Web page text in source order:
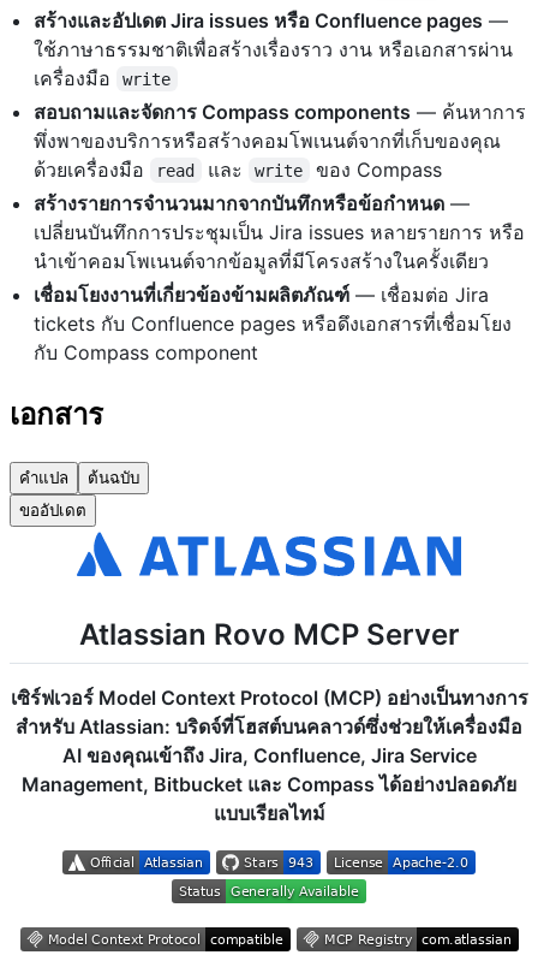
สร้างและอัปเดต Jira issues หรือ Confluence pages —
ใช้ภาษาธรรมชาติเพื่อสร้างเรื่องราว งาน หรือเอกสารผ่าน
เครื่องมือ
write
สอบถามและจัดการ Compass components — ค้นหาการ
พึ่งพาของบริการหรือสร้างคอมโพเนนต์จากที่เก็บของคุณ
ด้วยเครื่องมือ
read และ write
ของ Compass
สร้างรายการจำนวนมากจากบันทึกหรือข้อกำหนด —
เปลี่ยนบันทึกการประชุมเป็น Jira issues หลายรายการ หรือ
นำเข้าคอมโพเนนต์จากข้อมูลที่มีโครงสร้างในครั้งเดียว
เชื่อมโยงงานที่เกี่ยวข้องข้ามผลิตภัณฑ์ — เชื่อมต่อ Jira
tickets กับ Confluence pages หรือดึงเอกสารที่เชื่อมโยง
กับ Compass component
เอกสาร
คำแปล
ต้นฉบับ
ขออัปเดต
Atlassian Rovo MCP Server
เซิร์ฟเวอร์ Model Context Protocol (MCP) อย่างเป็นทางการ
สำหรับ Atlassian: บริดจ์ที่โฮสต์บนคลาวด์ซึ่งช่วยให้เครื่องมือ
AI ของคุณเข้าถึง Jira, Confluence, Jira Service
Management, Bitbucket และ Compass ได้อย่างปลอดภัย
แบบเรียลไทม์